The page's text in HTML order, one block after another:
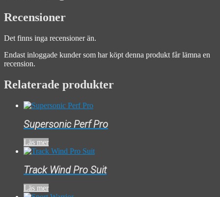
Recensioner
Det finns inga recensioner än.
Endast inloggade kunder som har köpt denna produkt får lämna en
recension.
Relaterade produkter
Supersonic Perf Pro
Läs mer
Track Wind Pro Suit
Läs mer